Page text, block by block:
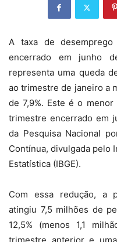
A taxa de
encerrado em junho
representa uma queda
ao trimestre de janeiro a
de 7,9%. Este é o
trimestre encerrado em
da Pesquisa Nacional
Contínua, divulgada pelo
Estatística (IBGE).
Com essa redução, a
atingiu 7,5 milhões de
12,5% (menos 1,1